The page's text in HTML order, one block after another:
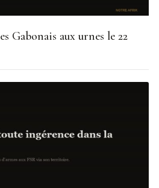
Gabonais aux urnes le 22